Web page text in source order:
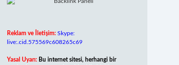
Reklam ve İletişim: Skype:
live:.cid.575569c608265c69
Yasal Uyarı: Bu internet sitesi, herhangi bir